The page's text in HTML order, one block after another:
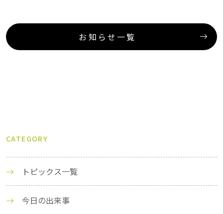
お知らせ一覧
CATEGORY
トピックス一覧
今日の出来事